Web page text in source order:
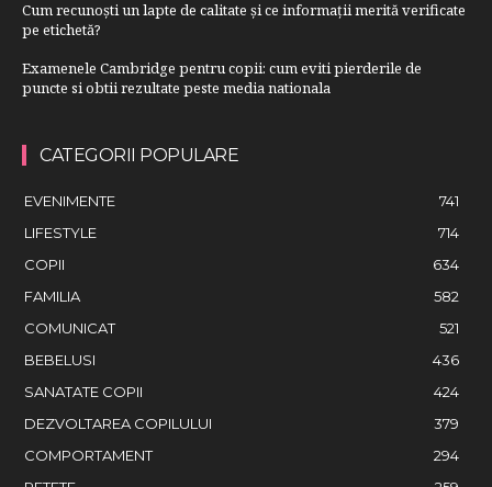
Cum recunoști un lapte de calitate și ce informații merită verificate
pe etichetă?
Examenele Cambridge pentru copii: cum eviti pierderile de
puncte si obtii rezultate peste media nationala
CATEGORII POPULARE
EVENIMENTE
741
LIFESTYLE
714
COPII
634
FAMILIA
582
COMUNICAT
521
BEBELUSI
436
SANATATE COPII
424
DEZVOLTAREA COPILULUI
379
COMPORTAMENT
294